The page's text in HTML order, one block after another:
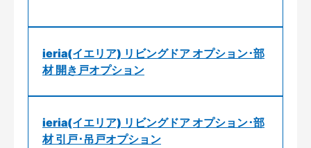
ieria(イエリア) リビングドア オプション･部
材 開き戸オプション
ieria(イエリア) リビングドア オプション･部
材 引戸･吊戸オプション